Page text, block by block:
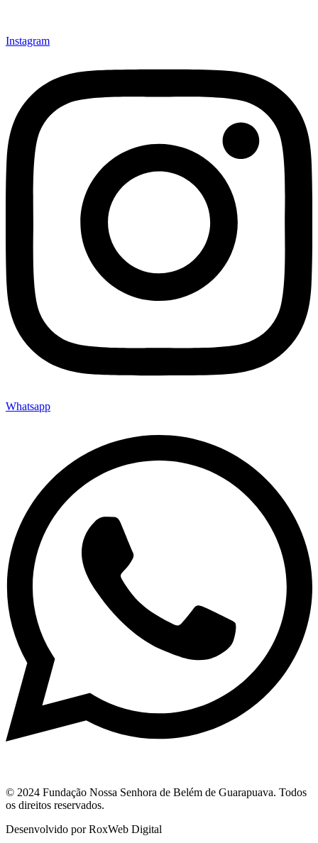
Instagram
Whatsapp
© 2024 Fundação Nossa Senhora de Belém de Guarapuava. Todos
os direitos reservados.
Desenvolvido por RoxWeb Digital